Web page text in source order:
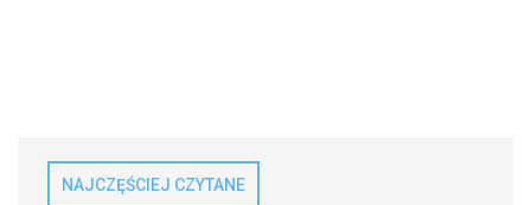
NAJCZĘŚCIEJ CZYTANE